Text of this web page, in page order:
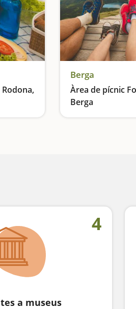
Berga
Àrea de pícnic
Berga
Al costat de la
4
a museus